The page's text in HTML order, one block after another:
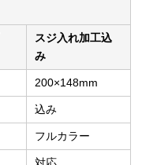
スジ入れ加工込
み
200×148mm
込み
フルカラー